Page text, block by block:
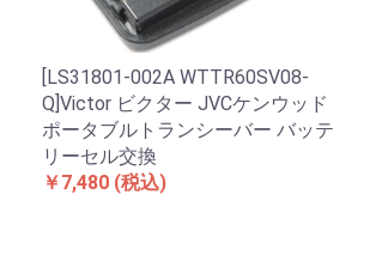
[LS31801-002A WTTR60SV08-
Q]Victor ビクター JVCケンウッド
ポータブルトランシーバー バッテ
リーセル交換
￥7,480 (税込)